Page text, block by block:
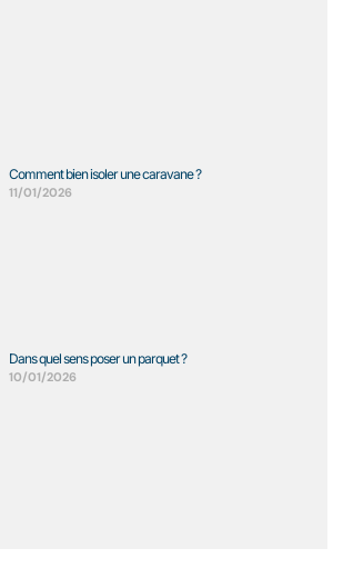
Comment bien isoler une caravane ?
11/01/2026
Dans quel sens poser un parquet ?
10/01/2026